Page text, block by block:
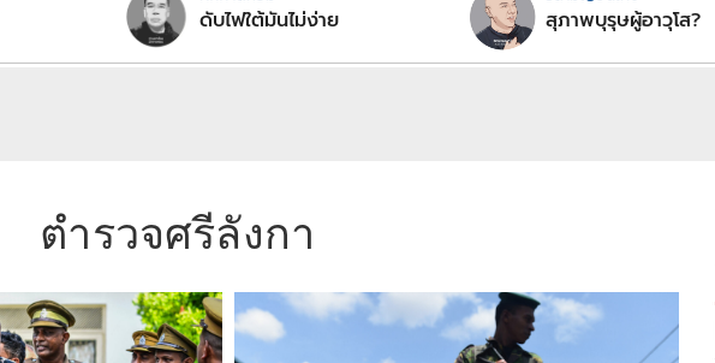
ดับไฟใต้มันไม่ง่าย สุภาพบุรุษผู้อาวุโส?
ตำรวจศรีลังกา